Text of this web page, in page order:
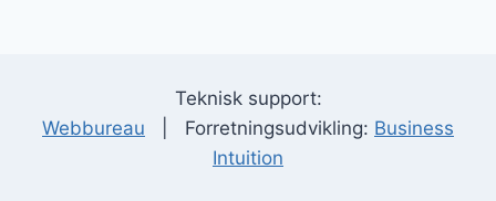
Teknisk support:
Webbureau | Forretningsudvikling: Business
Intuition